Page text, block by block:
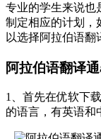
专业的学生来说也
制定相应的计划，
以选择阿拉伯语翻
阿拉伯语翻译
1、首先在优软下
的语言，有英语和